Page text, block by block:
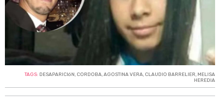
TAGS: DESAPARICIóN, CORDOBA,AGOSTINA VERA, CLAUDIO BARRELIER, MELISA
HEREDIA